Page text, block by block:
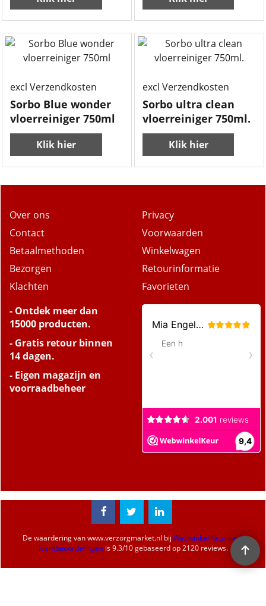
Klik hier Klik hier
€3.50
excl Verzendkosten
Sorbo Blue wonder
vloerreiniger 750ml
Klik hier
€4.25
excl Verzendkosten
Sorbo ultra clean
vloerreiniger 750ml.
Klik hier
Over ons
Contact
Betaalmethoden
Bezorgen
Klachten
Privacy
Voorwaarden
Winkelwagen
Retourinformatie
Favorieten
- Ontdek meer dan
15000 producten.
- Gratis retour binnen
14 dagen.
- Eigen magazijn en
voorraadbeheer
De waardering vanwww.verzorgmarket.nl bij Webwinkel Keurmerk
Klantbeoordelingenis9.3/10gebaseerd op 2120 reviews.